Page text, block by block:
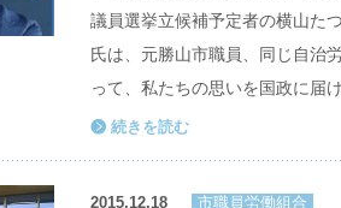
議員選挙立候補予定者の横山た
氏は、元勝山市職員、同じ自治
って、私たちの思いを国政に届
続きを読む
2015.12.18 市職員労働組合